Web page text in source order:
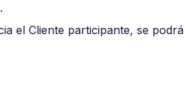
el Cliente participante, se